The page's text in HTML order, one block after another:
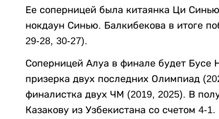
Ее соперницей была китаянка Ци
нокдаун Синью. Балкибекова в итоге
29-28, 30-27).
Соперницей Алуа в финале будет Бусе
призерка двух последних Олимпиад
финалистка двух ЧМ (2019, 2025). В
Казакову из Узбекистана со счетом 4-1.